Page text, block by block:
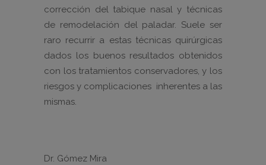
corrección del tabique nasal y técnicas
de remodelación del paladar. Suele ser
raro recurrir a estas técnicas quirúrgicas
dados los buenos resultados obtenidos
con los tratamientos conservadores, y los
riesgos y complicaciones inherentes a las
mismas.
Dr. Gómez Mira